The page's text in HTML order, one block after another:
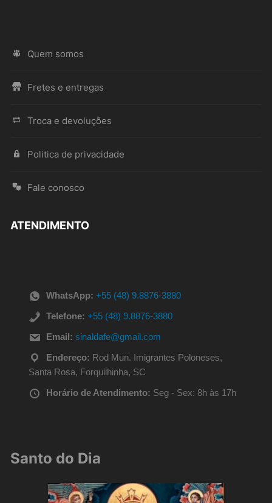
Quem somos
Fretes e entregas
Troca e devoluções
Politica de privacidade
Fale conosco
ATENDIMENTO
WhatsApp: +55 (48) 9.8876-3880
Telefone: +55 (48) 9.8876-3880
Email: sinaldafe@gmail.com
Endereço: Rod Mun. Imigrantes Poloneses,
Santa Rosa, Forquilhinha, SC
Horário de Atendimento: Seg - Sex: 8h às 17h
Santo do Dia